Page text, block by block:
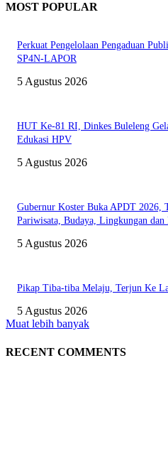
MOST POPULAR
Perkuat Pengelolaan Pengaduan
SP4N-LAPOR
5 Agustus 2026
HUT Ke-81 RI, Dinkes Buleleng
Edukasi HPV
5 Agustus 2026
Gubernur Koster Buka APDT 2026,
Pariwisata, Budaya, Lingkungan dan
5 Agustus 2026
Pikap Tiba-tiba Melaju, Terjun Ke
5 Agustus 2026
Muat lebih banyak
RECENT COMMENTS